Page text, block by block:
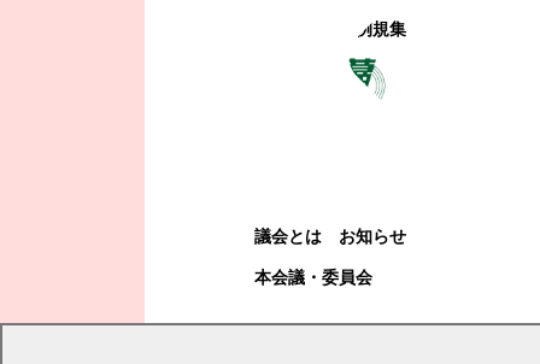
電子掲示場・例規集
議会とは
お知らせ
本会議・委員会